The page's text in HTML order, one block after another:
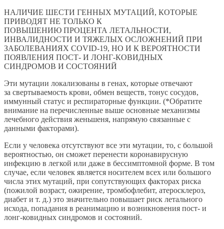
НАЛИЧИЕ ШЕСТИ ГЕННЫХ МУТАЦИЙ, КОТОРЫЕ
ПРИВОДЯТ НЕ ТОЛЬКО К
ПОВЫШЕНИЮ ПРОЦЕНТА ЛЕТАЛЬНОСТИ,
ИНВАЛИДНОСТИ И ТЯЖЕЛЫХ ОСЛОЖНЕНИЙ ПРИ
ЗАБОЛЕВАНИЯХ COVID-19, НО И К ВЕРОЯТНОСТИ
ПОЯВЛЕНИЯ ПОСТ- И ЛОНГ-КОВИДНЫХ
СИНДРОМОВ И СОСТОЯНИЙ
Эти мутации локализованы в генах, которые отвечают
за свертываемость крови, обмен веществ, тонус сосудов,
иммунный статус и респираторные функции. (*Обратите
внимание на перечисленные выше основные механизмы
лечебного действия женьшеня, напрямую связанные с
данными факторами).
Если у человека отсутствуют все эти мутации, то, с большой
вероятностью, он сможет перенести коронавирусную
инфекцию в легкой или даже в бессимптомной форме. В том
случае, если человек является носителем всех или большого
числа этих мутаций, при сопутствующих факторах риска
(пожилой возраст, ожирение, тромбофлебит, атеросклероз,
диабет и т. д.) это значительно повышает риск летального
исхода, попадания в реанимацию и возникновения пост- и
лонг-ковидных синдромов и состояний.